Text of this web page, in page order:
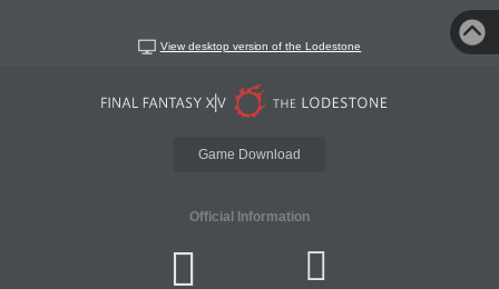
View desktop version of the Lodestone
Game Download
Official Information